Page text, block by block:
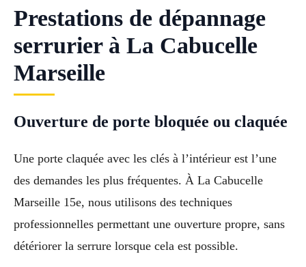
Prestations de dépannage
serrurier à La Cabucelle
Marseille
Ouverture de porte bloquée ou claquée
Une porte claquée avec les clés à l’intérieur est l’une
des demandes les plus fréquentes. À La Cabucelle
Marseille 15e, nous utilisons des techniques
professionnelles permettant une ouverture propre, sans
détériorer la serrure lorsque cela est possible.